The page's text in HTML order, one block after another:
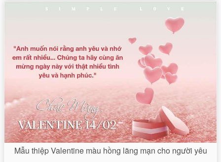
Mẫu thiệp Valentine màu hồng lãng mạn cho người yêu